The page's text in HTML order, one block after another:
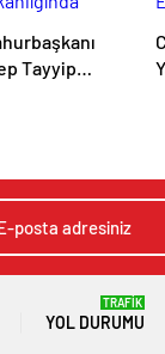
Tayyip
Türkiye”
Oldu
YOL DURUMU
TRAFİK